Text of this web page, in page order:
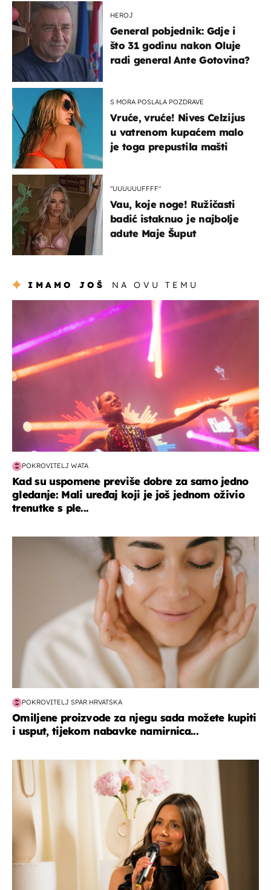
HEROJ
General pobjednik: Gdje i
što 31 godinu nakon Oluje
radi general Ante Gotovina?
S MORA POSLALA POZDRAVE
Vruće, vruće! Nives Celzijus
u vatrenom kupaćem malo
je toga prepustila mašti
"UUUUUUFFFF"
Vau, koje noge! Ružičasti
badić istaknuo je najbolje
adute Maje Šuput
IMAMO JOŠ NA OVU TEMU
POKROVITELJ WATA
Kad su uspomene previše dobre za samo jedno
gledanje: Mali uređaj koji je još jednom oživio
trenutke s ple...
moda & ljepota
POKROVITELJ SPAR HRVATSKA
Omiljene proizvode za njegu sada možete kupiti
i usput, tijekom nabavke namirnica...
moda & ljepota